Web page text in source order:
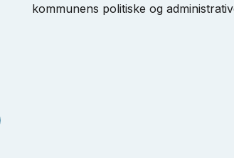
kommunens politiske og